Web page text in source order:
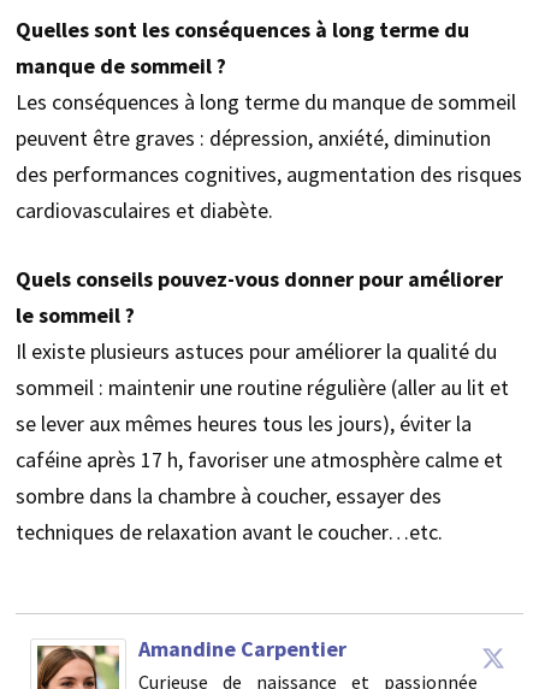
Quelles sont les conséquences à long terme du
manque de sommeil ?
Les conséquences à long terme du manque de sommeil
peuvent être graves : dépression, anxiété, diminution
des performances cognitives, augmentation des risques
cardiovasculaires et diabète.
Quels conseils pouvez-vous donner pour améliorer
le sommeil ?
Il existe plusieurs astuces pour améliorer la qualité du
sommeil : maintenir une routine régulière (aller au lit et
se lever aux mêmes heures tous les jours), éviter la
caféine après 17 h, favoriser une atmosphère calme et
sombre dans la chambre à coucher, essayer des
techniques de relaxation avant le coucher…etc.
Amandine Carpentier
Curieuse de naissance et passionnée